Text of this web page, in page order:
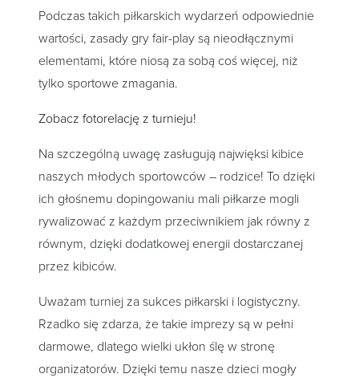
Podczas takich piłkarskich wydarzeń odpowiednie
wartości, zasady gry fair-play są nieodłącznymi
elementami, które niosą za sobą coś więcej, niż
tylko sportowe zmagania.
Zobacz fotorelację z turnieju!
Na szczególną uwagę zasługują najwięksi kibice
naszych młodych sportowców – rodzice! To dzięki
ich głośnemu dopingowaniu mali piłkarze mogli
rywalizować z każdym przeciwnikiem jak równy z
równym, dzięki dodatkowej energii dostarczanej
przez kibiców.
Uważam turniej za sukces piłkarski i logistyczny.
Rzadko się zdarza, że takie imprezy są w pełni
darmowe, dlatego wielki ukłon ślę w stronę
organizatorów. Dzięki temu nasze dzieci mogły